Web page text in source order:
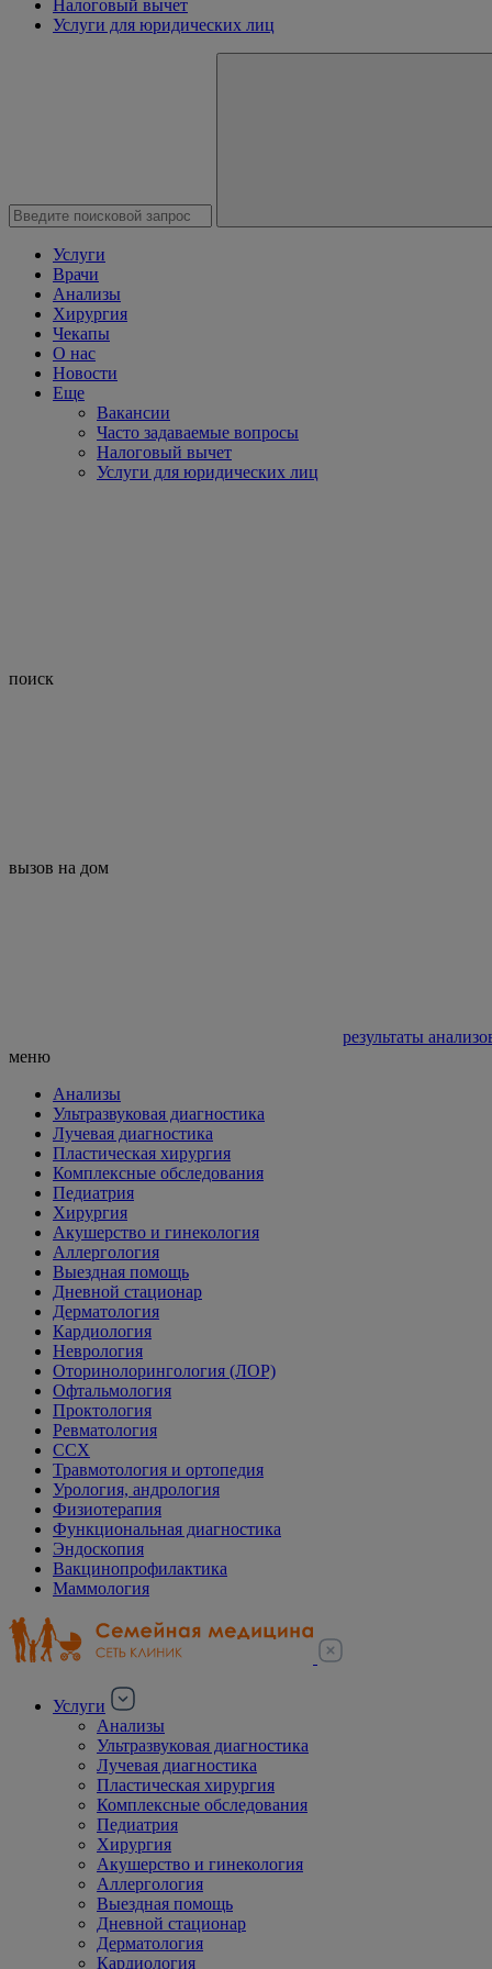
Налоговый вычет
Услуги для юридических лиц
Услуги
Врачи
Анализы
Хирургия
Чекапы
О нас
Новости
Еще
Вакансии
Часто задаваемые вопросы
Налоговый вычет
Услуги для юридических лиц
поиск
вызов на дом
результаты
меню
Анализы
Ультразвуковая диагностика
Лучевая диагностика
Пластическая хирургия
Комплексные обследования
Педиатрия
Хирургия
Акушерство и гинекология
Аллергология
Выездная помощь
Дневной стационар
Дерматология
Кардиология
Неврология
Оторинолорингология (ЛОР)
Офтальмология
Проктология
Ревматология
ССХ
Травмотология и ортопедия
Урология, андрология
Физиотерапия
Функциональная диагностика
Эндоскопия
Вакцинопрофилактика
Маммология
Услуги
Анализы
Ультразвуковая диагностика
Лучевая диагностика
Пластическая хирургия
Комплексные обследования
Педиатрия
Хирургия
Акушерство и гинекология
Аллергология
Выездная помощь
Дневной стационар
Дерматология
Кардиология